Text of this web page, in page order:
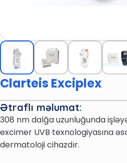
Clarteis Exciplex
Ətraflı məlumat:
308 nm dalğa uzunluğunda
excimer UVB texnologiyasına
dermatoloji cihazdır.